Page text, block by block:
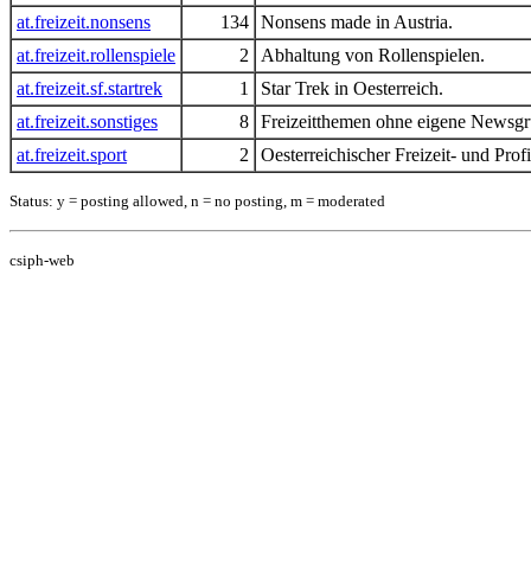
at.freizeit.nonsens
134 Nonsens made in Austria.
at.freizeit.rollenspiele
2
Abhaltung von Rollenspielen.
at.freizeit.sf.startrek
1
Star Trek in Oesterreich.
at.freizeit.sonstiges
8 Freizeitthemen ohne eigene
at.freizeit.sport
2 Oesterreichischer Freizeit- und
Status: y = posting allowed, n = no posting, m = moderated
csiph-web